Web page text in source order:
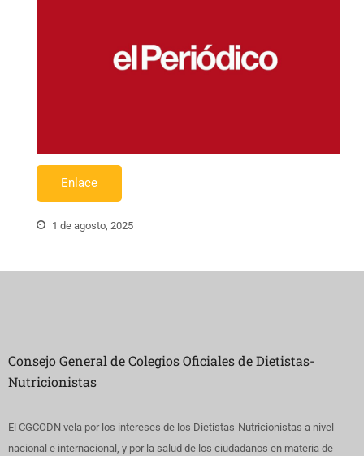
Enlace
1 de agosto, 2025
Consejo General de Colegios Oficiales de Dietistas-
Nutricionistas
El CGCODN vela por los intereses de los Dietistas-Nutricionistas a nivel
nacional e internacional, y por la salud de los ciudadanos en materia de